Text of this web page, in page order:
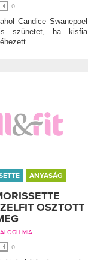
0
Candice Swanepoel
szünetet, ha kisfia
ANYASÁG
OSZTOTT
MIA
0